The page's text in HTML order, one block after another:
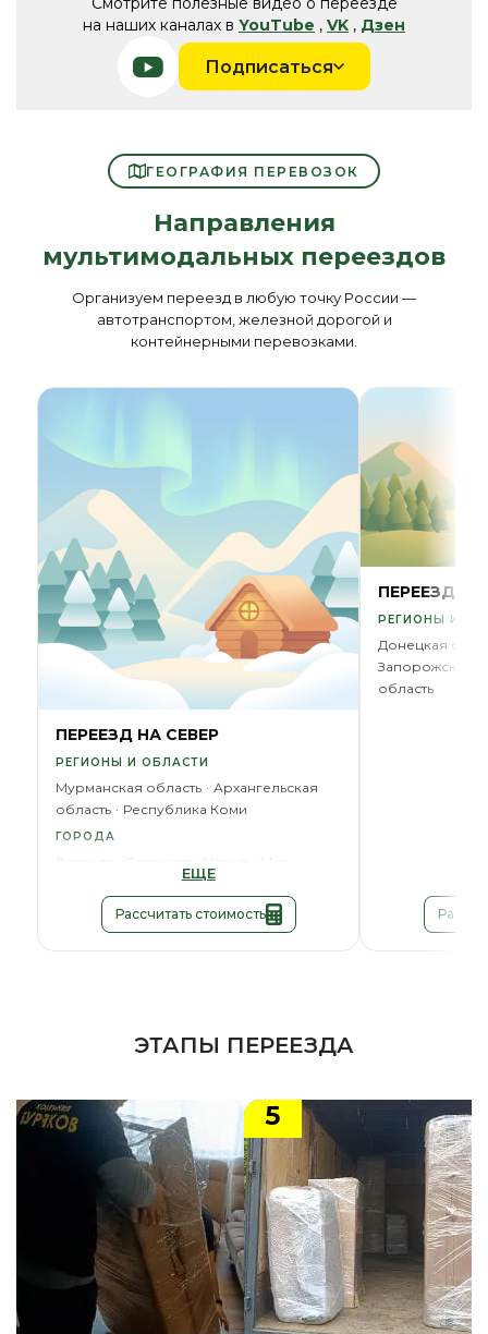
на наших каналах в YouTube , VK , Дзен
Подписаться
ГЕОГРАФИЯ ПЕРЕВОЗОК
Направления
мультимодальных переездов
Организуем переезд в любую точку России —
автотранспортом, железной дорогой и
контейнерными перевозками.
ПЕРЕЕЗД НА СЕВЕР
РЕГИОНЫ И ОБЛАСТИ
Мурманская область
Архангельская
область
Республика Коми
ГОРОДА
Воркута Нарьян-Мар
ЕЩЕ
Рассчитать стоимость
ПЕРЕЕЗД В
РЕГИОНЫ И
Донецкая
Запорожская
область
ЭТАПЫ ПЕРЕЕЗДА
5